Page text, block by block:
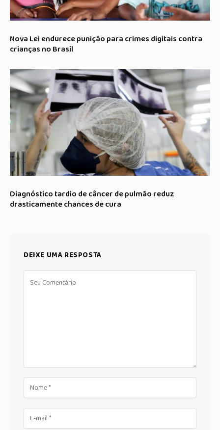
Nova Lei endurece punição para crimes digitais contra
crianças no Brasil
Diagnóstico tardio de câncer de pulmão reduz
drasticamente chances de cura
DEIXE UMA RESPOSTA